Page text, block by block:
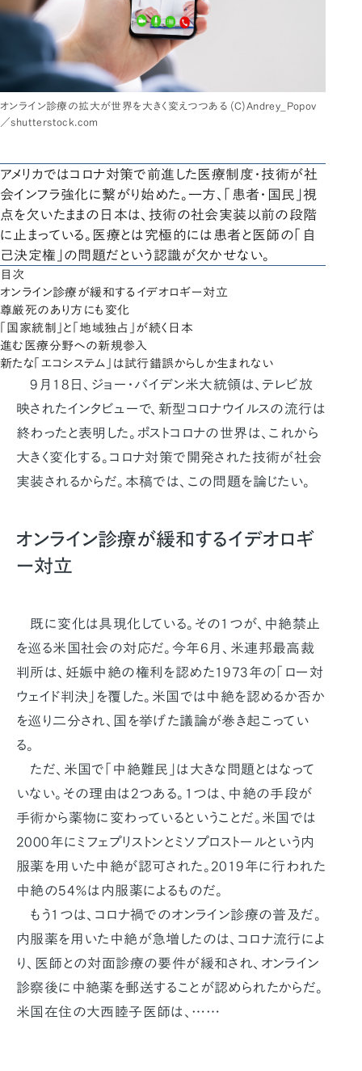
オンライン診療の拡大が世界を大きく変えつつある (C)Andrey_Popov
／shutterstock.com
アメリカではコロナ対策で前進した医療制度・技術が社
会インフラ強化に繋がり始めた。一方、「患者・国民」視
点を欠いたままの日本は、技術の社会実装以前の段階
に止まっている。医療とは究極的には患者と医師の「自
己決定権」の問題だという認識が欠かせない。
目次
オンライン診療が緩和するイデオロギー対立
尊厳死のあり方にも変化
「国家統制」と「地域独占」が続く日本
進む医療分野への新規参入
新たな「エコシステム」は試行錯誤からしか生まれない
9月18日、ジョー・バイデン米大統領は、テレビ放
映されたインタビューで、新型コロナウイルスの流行は
終わったと表明した。ポストコロナの世界は、これから
大きく変化する。コロナ対策で開発された技術が社会
実装されるからだ。本稿では、この問題を論じたい。
オンライン診療が緩和するイデオロギ
ー対立
既に変化は具現化している。その1つが、中絶禁止
を巡る米国社会の対応だ。今年6月、米連邦最高裁
判所は、妊娠中絶の権利を認めた1973年の「ロー対
ウェイド判決」を覆した。米国では中絶を認めるか否か
を巡り二分され、国を挙げた議論が巻き起こってい
る。
ただ、米国で「中絶難民」は大きな問題とはなって
いない。その理由は2つある。1つは、中絶の手段が
手術から薬物に変わっているということだ。米国では
2000年にミフェプリストンとミソプロストールという内
服薬を用いた中絶が認可された。2019年に行われた
中絶の54％は内服薬によるものだ。
もう1つは、コロナ禍でのオンライン診療の普及だ。
内服薬を用いた中絶が急増したのは、コロナ流行によ
り、医師との対面診療の要件が緩和され、オンライン
診察後に中絶薬を郵送することが認められたからだ。
米国在住の大西睦子医師は、……